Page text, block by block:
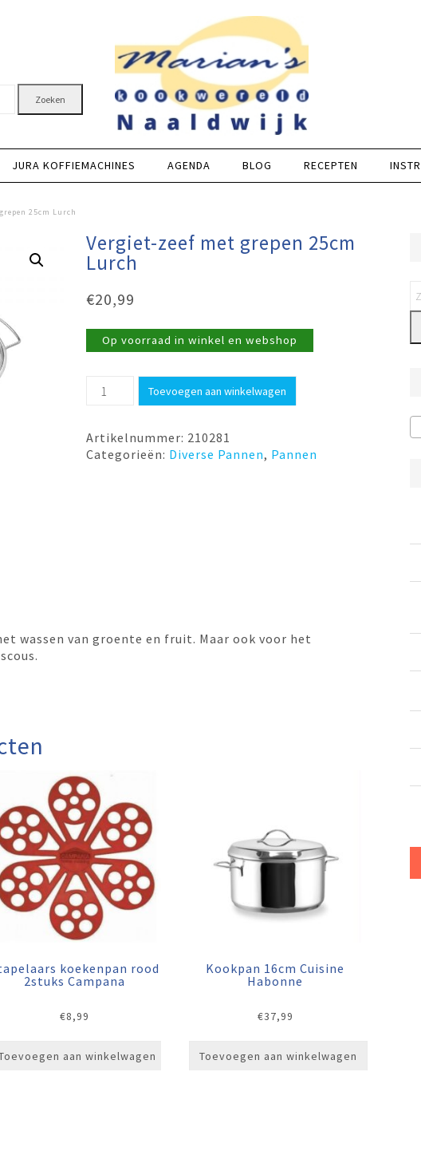
Zoeken
JURA KOFFIEMACHINES AGENDA BLOG RECEPTEN
25cm Lurch
Vergiet-zeef met grepen 25cm
Lurch
€20,99
Op voorraad in winkel en webshop
Vergiet-
zeef
grepen
25cm
Toevoegen aan winkelwagen
Artikelnummer: 210281
Categorieën: Diverse Pannen, Pannen
wassen van groente en fruit. Maar ook voor het
koekenpan rood
2stuks Campana
€8,99
aan winkelwagen
Kookpan 16cm Cuisine
Habonne
€37,99
Toevoegen aan winkelwagen